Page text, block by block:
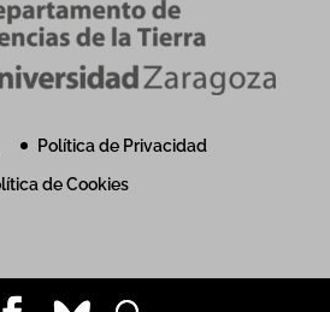
Política de Privacidad
de Cookies